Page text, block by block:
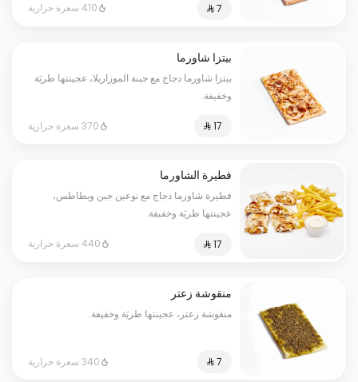
410 سعرة حرارية
بيتزا شاورما
بيتزا شاورما دجاج مع جبنة الموزاريلا، عجينتها طريَة
وخفيفة.
370 سعرة حرارية
فطيرة الشاورما
فطيرة شاورما دجاج مع نوعين جبن وبطاطس،
عجينتها طريَة وخفيفة.
440 سعرة حرارية
منقوشة زعتر
منقوشة زعتر، عجينتها طريَة وخفيفة.
340 سعرة حرارية